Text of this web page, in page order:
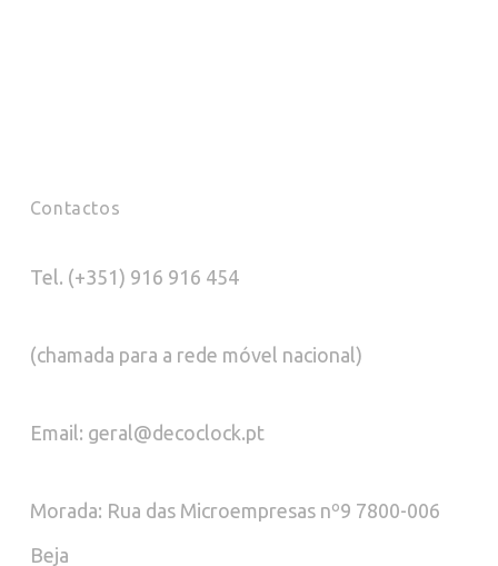
Contactos
Tel. (+351) 916 916 454
(chamada para a rede móvel nacional)
Email: geral@decoclock.pt
Morada: Rua das Microempresas nº9 7800-006
Beja